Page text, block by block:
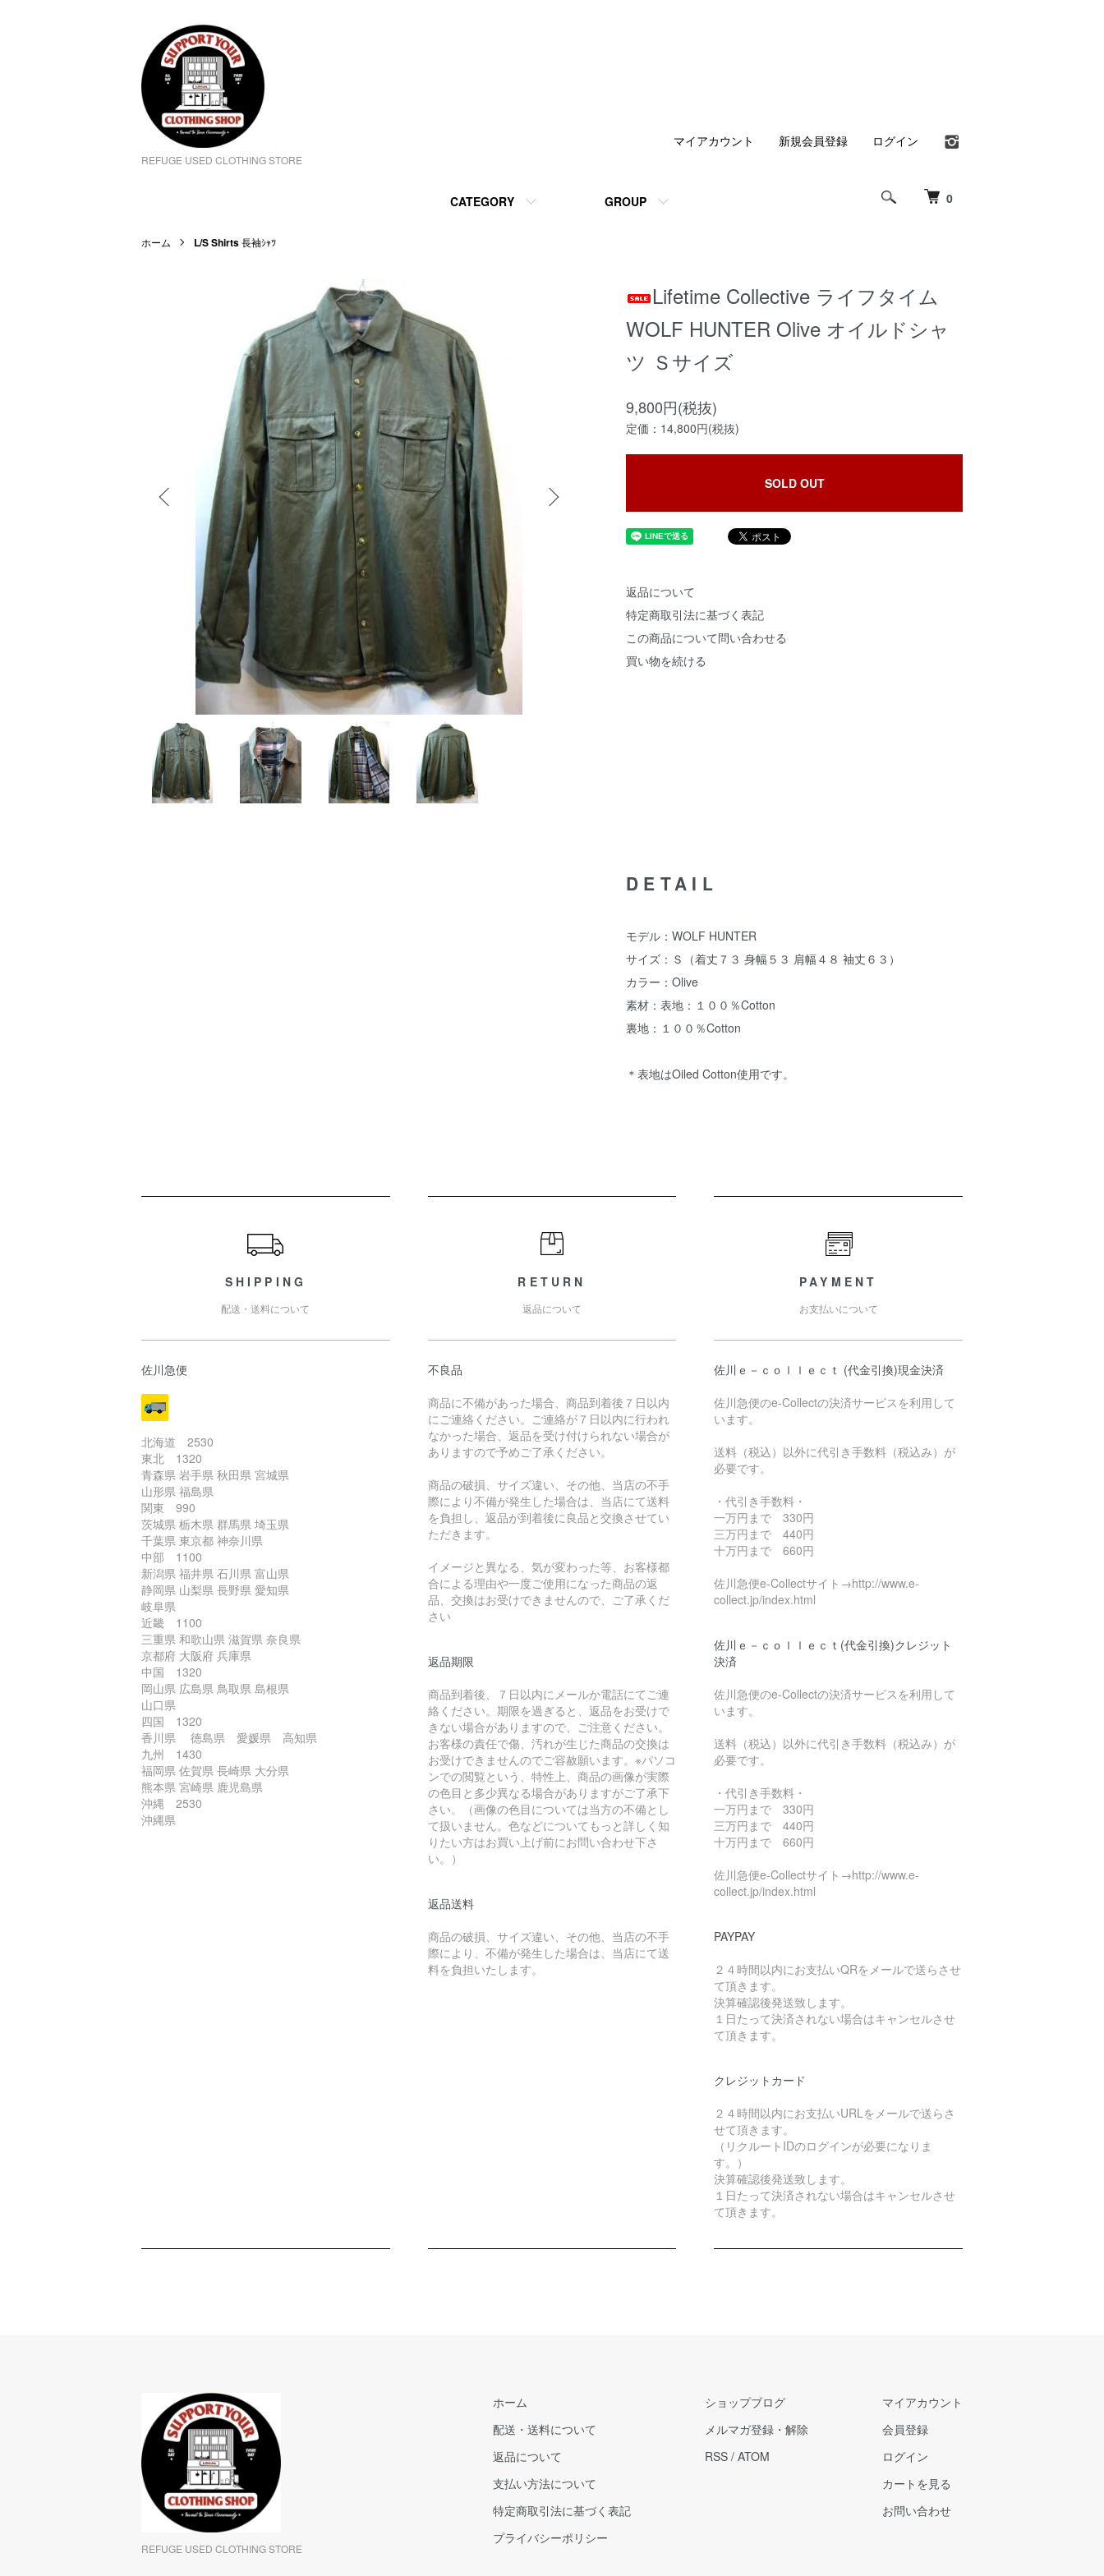
REFUGE USED CLOTHING STORE
0
CATEGORY GROUP
マイアカウント 新規会員登録 ログイン
ホーム L/S Shirts長袖ｼｬﾂ
Lifetime Collective ライフタイム
WOLF HUNTER Olive オイルドシャ
ツ Ｓサイズ
9,800円(税抜)
定価：14,800円(税抜)
SOLD OUT
返品について
特定商取引法に基づく表記
この商品について問い合わせる
買い物を続ける
DETAIL
モデル：WOLF HUNTER
サイズ：Ｓ（着丈７３ 身幅５３ 肩幅４８ 袖丈６３）
カラー：Olive
素材：表地：１００％Cotton
裏地：１００％Cotton
＊表地はOiled Cotton使用です。
SHIPPING
配送・送料について
佐川急便
北海道 2530
東北 1320
青森県 岩手県 秋田県 宮城県
山形県 福島県
関東 990
茨城県 栃木県 群馬県 埼玉県
千葉県 東京都 神奈川県
中部 1100
新潟県 福井県 石川県 富山県
静岡県 山梨県 長野県 愛知県
岐阜県
近畿 1100
三重県 和歌山県 滋賀県 奈良県
京都府 大阪府 兵庫県
中国 1320
岡山県 広島県 鳥取県 島根県
山口県
四国 1320
香川県 徳島県 愛媛県 高知県
九州 1430
福岡県 佐賀県 長崎県 大分県
熊本県 宮崎県 鹿児島県
沖縄 2530
沖縄県
RETURN
返品について
不良品
商品に不備があった場合、商品到着後７日以内
にご連絡ください。ご連絡が７日以内に行われ
なかった場合、返品を受け付けられない場合が
ありますので予めご了承ください。
商品の破損、サイズ違い、その他、当店の不手
際により不備が発生した場合は、当店にて送料
を負担し、返品が到着後に良品と交換させてい
ただきます。
イメージと異なる、気が変わった等、お客様都
合による理由や一度ご使用になった商品の返
品、交換はお受けできませんので、ご了承くだ
さい
返品期限
商品到着後、７日以内にメールか電話にてご連
絡ください。期限を過ぎると、返品をお受けで
きない場合がありますので、ご注意ください。
お客様の責任で傷、汚れが生じた商品の交換は
お受けできませんのでご容赦願います。※パソコ
ンでの閲覧という、特性上、商品の画像が実際
の色目と多少異なる場合がありますがご了承下
さい。（画像の色目については当方の不備とし
て扱いません。色などについてもっと詳しく知
りたい方はお買い上げ前にお問い合わせ下さ
い。）
返品送料
商品の破損、サイズ違い、その他、当店の不手
際により、不備が発生した場合は、当店にて送
料を負担いたします。
PAYMENT
お支払いについて
佐川ｅ－ｃｏｌｌｅｃｔ (代金引換)現金決済
佐川急便のe-Collectの決済サービスを利用して
います。
送料（税込）以外に代引き手数料（税込み）が
必要です。
・代引き手数料・
一万円まで 330円
三万円まで 440円
十万円まで 660円
佐川急便e-Collectサイト→http://www.e-
collect.jp/index.html
佐川ｅ－ｃｏｌｌｅｃｔ(代金引換)クレジット
決済
佐川急便のe-Collectの決済サービスを利用して
います。
送料（税込）以外に代引き手数料（税込み）が
必要です。
・代引き手数料・
一万円まで 330円
三万円まで 440円
十万円まで 660円
佐川急便e-Collectサイト→http://www.e-
collect.jp/index.html
PAYPAY
２４時間以内にお支払いQRをメールで送らさせ
て頂きます。
決算確認後発送致します。
１日たって決済されない場合はキャンセルさせ
て頂きます。
クレジットカード
２４時間以内にお支払いURLをメールで送らさ
せて頂きます。
（リクルートIDのログインが必要になりま
す。）
決算確認後発送致します。
１日たって決済されない場合はキャンセルさせ
て頂きます。
REFUGE USED CLOTHING STORE
ホーム
配送・送料について
返品について
支払い方法について
特定商取引法に基づく表記
プライバシーポリシー
ショップブログ
メルマガ登録・解除
RSS / ATOM
マイアカウント
会員登録
ログイン
カートを見る
お問い合わせ